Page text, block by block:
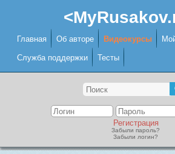
Главная Об авторе Видеокурсы
Служба поддержки Тесты
Регистрация
Забыли пароль?
Забыли логин?